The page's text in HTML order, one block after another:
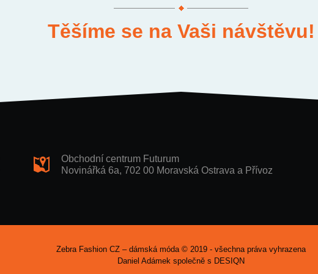
Těšíme se na Vaši návštěvu!
Obchodní centrum Futurum
Novinářká 6a, 702 00 Moravská Ostrava a Přívoz
Zebra Fashion CZ – dámská móda © 2019 - všechna práva vyhrazena
Daniel Adámek společně s DESIQN